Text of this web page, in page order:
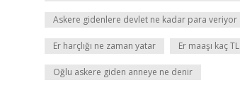
Askere gidenlere devlet ne kadar para veriyor
Er harçlığı ne zaman yatar Er maaşı kaç TL
Oğlu askere giden anneye ne denir